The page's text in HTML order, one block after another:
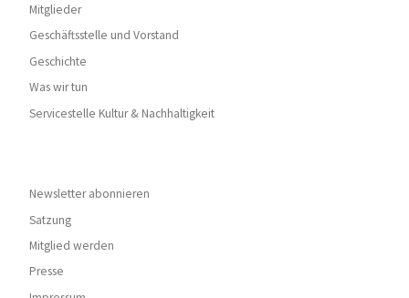
Mitglieder
Geschäftsstelle und Vorstand
Geschichte
Was wir tun
Servicestelle Kultur & Nachhaltigkeit
Newsletter abonnieren
Satzung
Mitglied werden
Presse